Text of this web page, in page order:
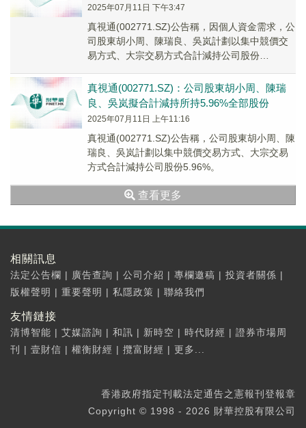
2025年07月11日 下午3:47
真視通(002771.SZ)公告稱，因個人資金需求，公
司股東胡小周、陳瑞良、吳岚計劃以集中競價交
易方式、大宗交易方式合計減持公司股份
真視通(002771.SZ)：公司股東胡小周、陳瑞
良、吳岚擬合計減持所持5.96%全部股份
2025年07月11日 上午11:16
真視通(002771.SZ)公告稱，公司股東胡小周、陳
瑞良、吳岚計劃以集中競價交易方式、大宗交易
方式合計減持公司股份5.96%。
查看更多
相關訊息
法定公告欄 | 廣告查詢 | 公司介紹 | 專欄邀稿 | 投資者關係 |
版權聲明 | 重要聲明 | 私隱政策 | 聯絡我們
友情鏈接
清博智能 | 艾媒諮詢 | 和訊 | 新時空 | 時代財經 | 證券市場周
刊
| 壹財信 | 權衡財經 | 攬富財經 | 更多...
香港政府指定刊載法定通告之憲報刊登報章
Copyright © 1998 - 2026 財華控股有限公司